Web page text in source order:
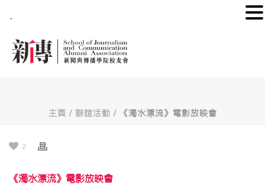
主頁 / 聯誼活動 / 《濁水漂流》電影放映會
2
《濁水漂流》電影放映會
.